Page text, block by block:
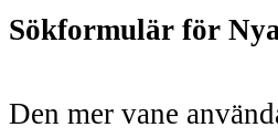
Sökformulär för
Den mer vane